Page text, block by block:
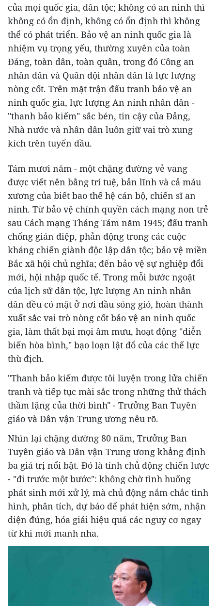
của mọi quốc gia, dân tộc; không có an ninh thì
không có ổn định, không có ổn định thì không
thể có phát triển. Bảo vệ an ninh quốc gia là
nhiệm vụ trọng yếu, thường xuyên của toàn
Đảng, toàn dân, toàn quân, trong đó Công an
nhân dân và Quân đội nhân dân là lực lượng
nòng cốt. Trên mặt trận đấu tranh bảo vệ an
ninh quốc gia, lực lượng An ninh nhân dân -
"thanh bảo kiếm" sắc bén, tin cậy của Đảng,
Nhà nước và nhân dân luôn giữ vai trò xung
kích trên tuyến đầu.
Tám mươi năm - một chặng đường vẻ vang
được viết nên bằng trí tuệ, bản lĩnh và cả máu
xương của biết bao thế hệ cán bộ, chiến sĩ an
ninh. Từ bảo vệ chính quyền cách mạng non trẻ
sau Cách mạng Tháng Tám năm 1945; đấu tranh
chống gián điệp, phản động trong các cuộc
kháng chiến giành độc lập dân tộc; bảo vệ miền
Bắc xã hội chủ nghĩa; đến bảo vệ sự nghiệp đổi
mới, hội nhập quốc tế. Trong mỗi bước ngoặt
của lịch sử dân tộc, lực lượng An ninh nhân
dân đều có mặt ở nơi đầu sóng gió, hoàn thành
xuất sắc vai trò nòng cốt bảo vệ an ninh quốc
gia, làm thất bại mọi âm mưu, hoạt động "diễn
biến hòa bình," bạo loạn lật đổ của các thế lực
thù địch.
"Thanh bảo kiếm được tôi luyện trong lửa chiến
tranh và tiếp tục mài sắc trong những thử thách
thầm lặng của thời bình" - Trưởng Ban Tuyên
giáo và Dân vận Trung ương nêu rõ.
Nhìn lại chặng đường 80 năm, Trưởng Ban
Tuyên giáo và Dân vận Trung ương khẳng định
ba giá trị nổi bật. Đó là tính chủ động chiến lược
- "đi trước một bước": không chờ tình huống
phát sinh mới xử lý, mà chủ động nắm chắc tình
hình, phân tích, dự báo để phát hiện sớm, nhận
diện đúng, hóa giải hiệu quả các nguy cơ ngay
từ khi mới manh nha.